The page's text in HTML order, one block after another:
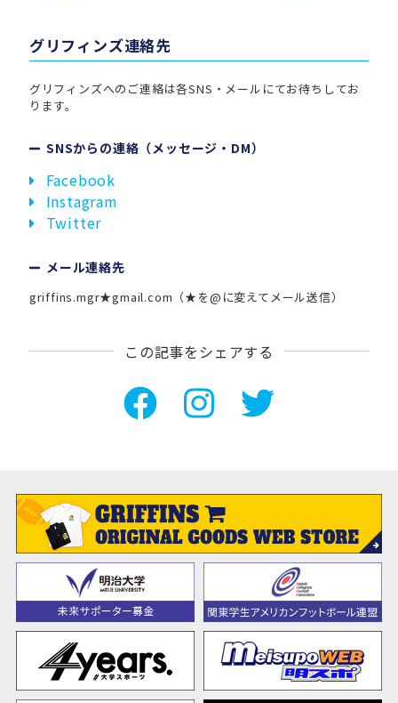
グリフィンズ連絡先
グリフィンズへのご連絡は各SNS・メールにてお待ちしてお
ります。
SNSからの連絡（メッセージ・DM）
Facebook
Instagram
Twitter
メール連絡先
griffins.mgr★gmail.com（★を@に変えてメール送信）
この記事をシェアする